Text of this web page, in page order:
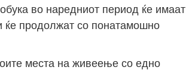
во наредниот период ќе имаат
ќе продолжат со понатамошно
места на живеење со едно